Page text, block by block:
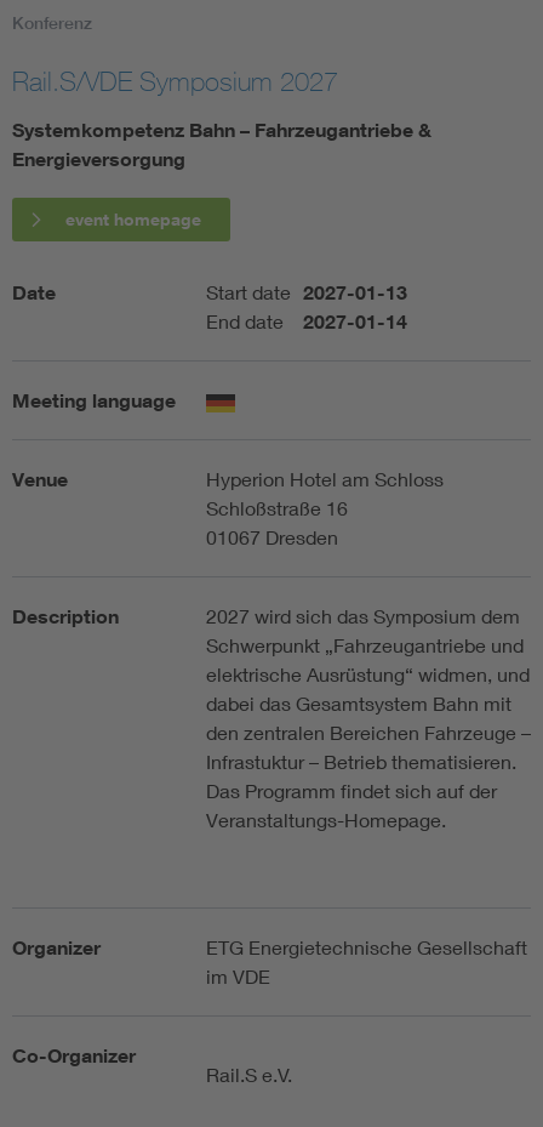
More Topics
Artificial Intelligence
Consumer protection
Defense
Digital Security
Konferenz
Rail.S/VDE Symposium 2027
Systemkompetenz Bahn – Fahrzeugantriebe &
Energieversorgung
event homepage
Date Start date 2027-01-13
End date 2027-01-14
Meeting language
Venue
Hyperion Hotel am Schloss
Schloßstraße 16
01067 Dresden
Description
2027 wird sich das Symposium dem
Schwerpunkt „Fahrzeugantriebe und
elektrische Ausrüstung“ widmen, und
dabei das Gesamtsystem Bahn mit
den zentralen Bereichen Fahrzeuge –
Infrastuktur – Betrieb thematisieren.
Das Programm findet sich auf der
Veranstaltungs-Homepage.
Organizer
ETG Energietechnische Gesellschaft
im VDE
Co-Organizer
Rail.S e.V.